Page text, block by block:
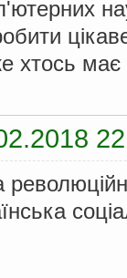
хтось має